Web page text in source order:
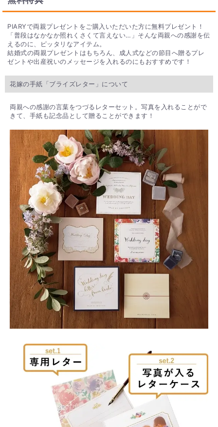
PIARYで両親プレゼントをご購入いただいた方に無料プレゼント！
「普段はなかなか照れくさくて言えない…」そんな両親への感謝を伝
えるのに、ピッタリなアイテム。
結婚式の両親プレゼントはもちろん、成人式などの節目へ贈るプレ
ゼントや出産祝いのメッセージを入れるのにもおすすめです！
花嫁の手紙「ブライズレター」について
両親への感謝の言葉をつづるレターセット。写真を入れることがで
きて、手紙も記念品として贈ることができます！